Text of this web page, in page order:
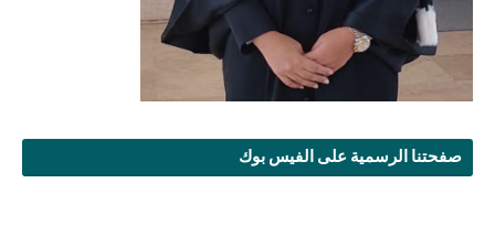
صفحتنا الرسمية على الفيس بوك